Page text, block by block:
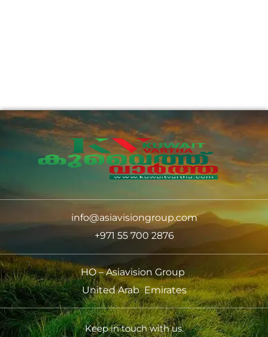
info@asiavisiongroup.com
+971 55 700 2876
HO – Asiavision Group
United Arab Emirates
Keep in touch with us.